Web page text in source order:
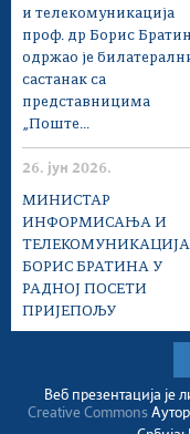
и телекомуникација
проф. др Борис
одржао је
састанак са
представницима
„Поште...
26. јун 2026.
МИНИСТАР
ИНФОРМИСАЊА И
ТЕЛЕКОМУНИКАЦИЈА
БОРИС БРАТИНА У
РАДНОЈ ПОСЕТИ
ПРИЈЕПОЉУ
Веб презентација jе
Creative Commons